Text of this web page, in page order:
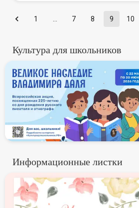
1 7 8 9 10
Культура для школьников
В России
Информационные листки